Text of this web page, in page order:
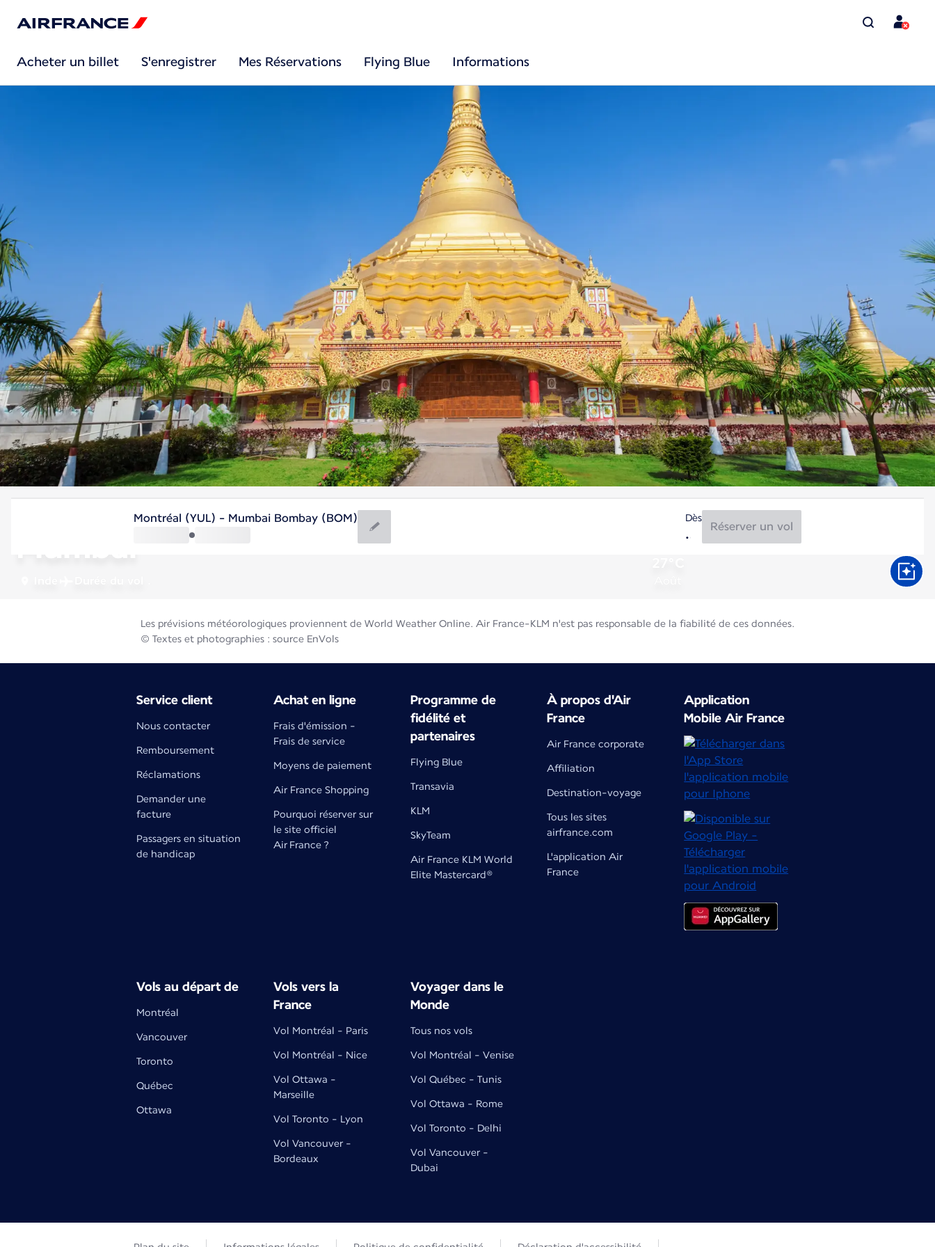
Acheter un billet S'enregistrer Mes Réservations Flying Blue Informations
Mumbai
Montréal (YUL) - Mumbai Bombay (BOM) Dès
Réserver un vol
Les prévisions météorologiques proviennent de World Weather Online. Air France-KLM n'est pas responsable de la fiabilité de ces données.
© Textes et photographies : source EnVols
Service client
Nous contacter
Remboursement
Réclamations
Demander une
facture
Passagers en situation
de handicap
Achat en ligne
Frais d'émission -
Frais de service
Moyens de paiement
Air France Shopping
Pourquoi réserver sur
le site officiel
Air France ?
Programme de
fidélité et
partenaires
Flying Blue
Transavia
KLM
SkyTeam
Air France KLM World
Elite Mastercard®
À propos d'Air
France
Air France corporate
Affiliation
Destination-voyage
Tous les sites
airfrance.com
L'application Air
France
Application
Mobile Air France
Vols au départ de
Montréal
Vancouver
Toronto
Québec
Ottawa
Vols vers la
France
Vol Montréal - Paris
Vol Montréal - Nice
Vol Ottawa -
Marseille
Vol Toronto - Lyon
Vol Vancouver -
Bordeaux
Voyager dans le
Monde
Tous nos vols
Vol Montréal - Venise
Vol Québec - Tunis
Vol Ottawa - Rome
Vol Toronto - Delhi
Vol Vancouver -
Dubai